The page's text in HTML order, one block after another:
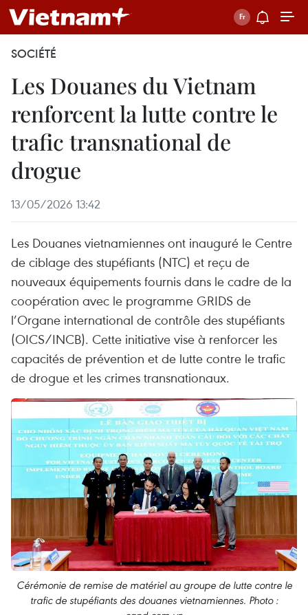
SOCIÉTÉ
Les Douanes du Vietnam
renforcent la lutte contre le
trafic transnational de
drogue
13/05/2026 13:42
Les Douanes vietnamiennes ont inauguré le Centre
de ciblage des stupéfiants (NTC) et reçu de
nouveaux équipements fournis dans le cadre de la
coopération avec le programme GRIDS de
l’Organe international de contrôle des stupéfiants
(OICS/INCB). Cette initiative vise à renforcer les
capacités de prévention et de lutte contre le trafic
de drogue et les crimes transnationaux.
Cérémonie de remise de matériel au groupe de lutte contre le
trafic de stupéfiants des douanes vietnamiennes. Photo :